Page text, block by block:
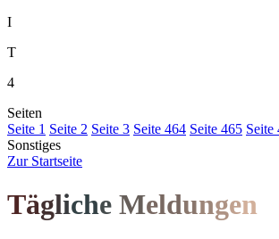
I
T
4
Seiten
Seite 1 Seite 2 Seite 3 Seite 464 Seite 465 Seite
Sonstiges
Zur Startseite
Tägliche Meldungen